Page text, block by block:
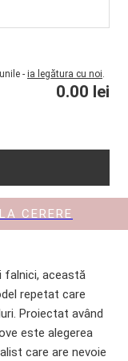
- ia legătura cu noi.
0.00 lei
CERERE
falnici, această
repetat care
Proiectat având
este alegerea
care are nevoie